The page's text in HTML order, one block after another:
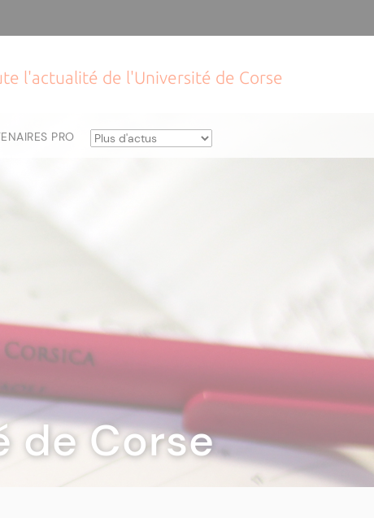
l'actualité de l'Université de Corse
PRO
de Corse